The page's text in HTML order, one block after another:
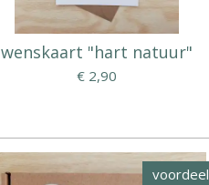
wenskaart "hart natuur"
€ 2,90
voordeel